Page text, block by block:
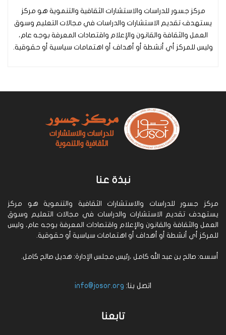
مركز جسور للدراسات والاستشارات الثقافية والتنموية هو مركز
يستهدف تقديم الاستشارات والدراسات في مجالات التعليم وسوق
العمل والثقافة والقانون والإعلام واقتصادات المعرفة بوجه عام،
وليس للمركز أي أنشطة أو أهداف أو اهتمامات سياسية أو حقوقية.
نبذة عنا
مركز جسور للدراسات والاستشارات الثقافية والتنموية هو مركز
يستهدف تقديم الاستشارات والدراسات في مجالات التعليم وسوق
العمل والثقافة والقانون والإعلام واقتصادات المعرفة بوجه عام، وليس
للمركز أي أنشطة أو أهداف أو اهتمامات سياسية أو حقوقية.
أسسه: صالح بن عبد الله كامل ،رئيس مجلس الإدارة: هديل صالح كامل.
اتصل بنا: info@josor.org
تابعنا